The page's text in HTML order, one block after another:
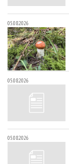
05.08.2026
05.08.2026
05.08.2026